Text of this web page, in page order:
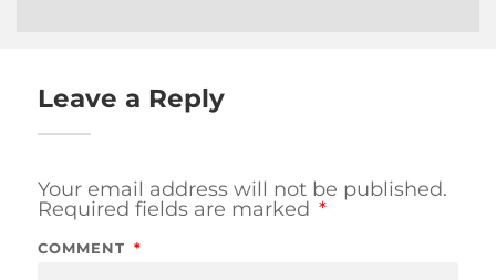
Leave a Reply
Your email address will not be published.
Required fields are marked *
COMMENT *